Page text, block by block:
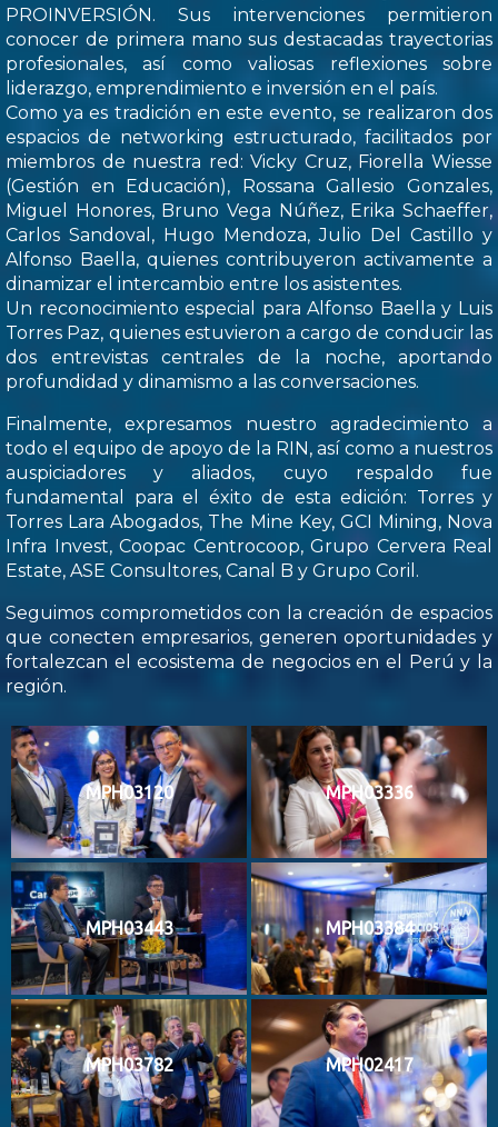
PROINVERSIÓN. Sus intervenciones permitieron
conocer de primera mano sus destacadas trayectorias
profesionales, así como valiosas reflexiones sobre
liderazgo, emprendimiento e inversión en el país.
Como ya es tradición en este evento, se realizaron dos
espacios de networking estructurado, facilitados por
miembros de nuestra red: Vicky Cruz, Fiorella Wiesse
(Gestión en Educación), Rossana Gallesio Gonzales,
Miguel Honores, Bruno Vega Núñez, Erika Schaeffer,
Carlos Sandoval, Hugo Mendoza, Julio Del Castillo y
Alfonso Baella, quienes contribuyeron activamente a
dinamizar el intercambio entre los asistentes.
Un reconocimiento especial para Alfonso Baella y Luis
Torres Paz, quienes estuvieron a cargo de conducir las
dos entrevistas centrales de la noche, aportando
profundidad y dinamismo a las conversaciones.
Finalmente, expresamos nuestro agradecimiento a
todo el equipo de apoyo de la RIN, así como a nuestros
auspiciadores y aliados, cuyo respaldo fue
fundamental para el éxito de esta edición: Torres y
Torres Lara Abogados, The Mine Key, GCI Mining, Nova
Infra Invest, Coopac Centrocoop, Grupo Cervera Real
Estate, ASE Consultores, Canal B y Grupo Coril.
Seguimos comprometidos con la creación de espacios
que conecten empresarios, generen oportunidades y
fortalezcan el ecosistema de negocios en el Perú y la
región.
MPH03120 MPH03336
MPH03443 MPH03384
MPH03782 MPH02417